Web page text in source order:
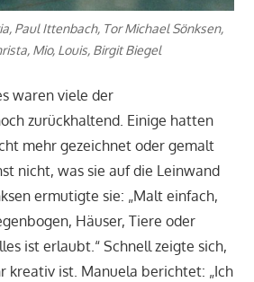
Paul Ittenbach, Tor Michael Sönksen,
Mio, Louis, Birgit Biegel
waren viele der
zurückhaltend. Einige hatten
mehr gezeichnet oder gemalt
nicht, was sie auf die Leinwand
ermutigte sie: „Malt einfach,
Häuser, Tiere oder
ist erlaubt.“ Schnell zeigte sich,
kreativ ist. Manuela berichtet: „Ich